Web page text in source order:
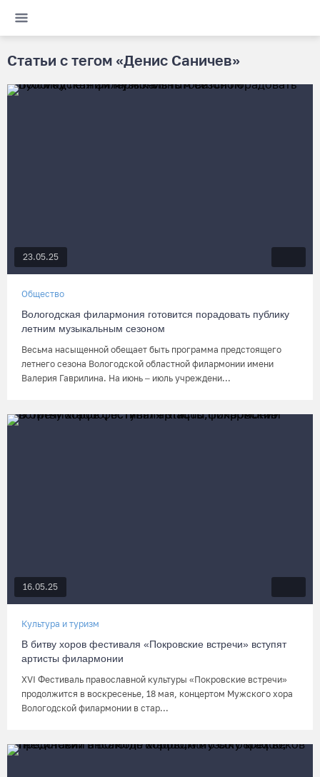
Статьи с тегом «Денис Саничев»
23.05.25
Общество
Вологодская филармония готовится порадовать публику
летним музыкальным сезоном
Весьма насыщенной обещает быть программа предстоящего
летнего сезона Вологодской областной филармонии имени
Валерия Гаврилина. На июнь – июль учреждени...
16.05.25
Культура и туризм
В битву хоров фестиваля «Покровские встречи» вступят
артисты филармонии
XVI Фестиваль православной культуры «Покровские встречи»
продолжится в воскресенье, 18 мая, концертом Мужского хора
Вологодской филармонии в стар...